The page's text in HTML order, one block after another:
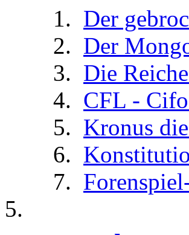
Der
Der
Die
CFL -
Kronus